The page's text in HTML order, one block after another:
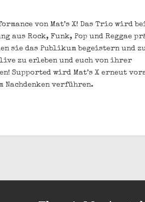
von Mat’s X! Das Trio wird
Rock, Funk, Pop und Reggae
sie das Publikum begeistern und
live zu erleben und euch von ihrer
Supported wird Mat’s X erneut
Nachdenken verführen.